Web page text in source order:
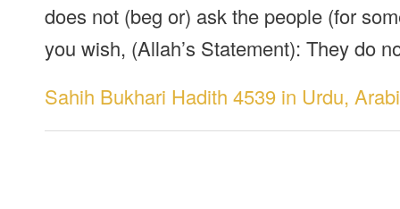
does not (beg or) ask the people (for
you wish, (Allah’s Statement): They do
Sahih Bukhari Hadith 4539 in Urdu,